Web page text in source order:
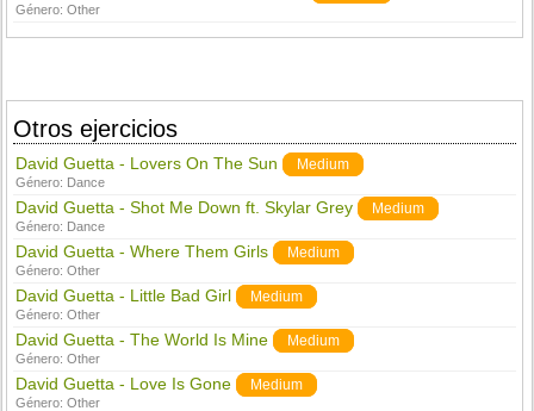
Género:Other
Otros ejercicios
David Guetta - Lovers On The Sun Medium
Género: Dance
David Guetta - Shot Me Down ft. Skylar Grey Medium
Género: Dance
David Guetta - Where Them Girls Medium
Género:Other
David Guetta - Little Bad Girl Medium
Género:Other
David Guetta - The World Is Mine Medium
Género:Other
David Guetta - Love Is Gone Medium
Género:Other